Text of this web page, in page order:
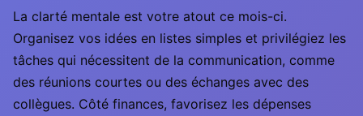
La clarté mentale est votre atout ce mois-ci.
Organisez vos idées en listes simples et privilégiez les
tâches qui nécessitent de la communication, comme
des réunions courtes ou des échanges avec des
collègues. Côté finances, favorisez les dépenses